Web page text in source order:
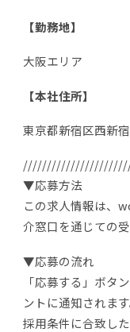
【勤務地】
大阪エリア
【本社住所】
東京都新宿区西新
▼応募方法
この求人情報は、
介窓口を通じての受
▼応募の流れ
「応募する」ボタ
ントに通知されます
採用条件に合致し